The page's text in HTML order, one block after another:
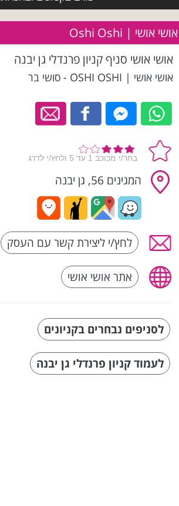
אושי אושי | Oshi Oshi
אושי אושי סניף קניון פרנדלי גן יבנה
אושי אושי | OSHI OSHI - סושי בר
המגינים 56, גן יבנה
לחץ/י ליצירת קשר עם העסק
אתר אושי אושי
לסניפים נבחרים בקניונים
לעמוד קניון פרנדלי גן יבנה